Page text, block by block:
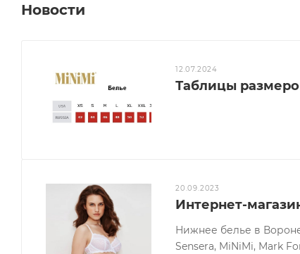
Новости
12.07.2024
Таблицы
20.09.2023
Интернет-
Нижнее белье в
Sensera, MiNiMi, Mark